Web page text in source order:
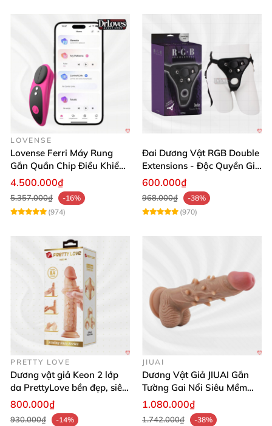
LOVENSE
Lovense Ferri Máy Rung
Gắn Quần Chip Điều Khiển
App Tăng Hưng Phấn
4.500.000₫
5.357.000₫
-16%
(974)
Đai Dương Vật RGB Double
Extensions - Độc Quyền Giá
Sốc
600.000₫
968.000₫
-38%
(970)
PRETTY LOVE
Dương vật giả Keon 2 lớp
da PrettyLove bền đẹp, siêu
mềm mại
800.000₫
930.000₫ -14%
JIUAI
Dương Vật Giả JIUAI Gắn
Tường Gai Nổi Siêu Mềm
Thoải Mái Mua Ngay
1.080.000₫
1.742.000₫ -38%